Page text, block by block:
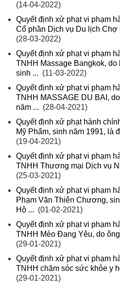
(14-04-2022)
Quyết định xử phạt vi phạm
Cổ phần Dịch vụ Du lịch Chợ
(28-03-2022)
Quyết định xử phạt vi phạm
TNHH Massage Bangkok, do
sinh ... (11-03-2022)
Quyết định xử phạt vi phạm
TNHH MASSAGE DU BAI,
năm ... (28-04-2021)
Quyết định xử phạt hành
Mỹ Phẩm, sinh năm 1991, là
(19-04-2021)
Quyết định xử phạt vi phạm
TNHH Thương mại Dịch vụ
(25-03-2021)
Quyết định xử phạt vi phạm
Phạm Văn Thiên Chương,
Hộ ... (01-02-2021)
Quyết định xử phạt vi phạm
TNHH Mèo Đang Yêu, do
(29-01-2021)
Quyết định xử phạt vi phạm
TNHH chăm sóc sức khỏe y
(29-01-2021)